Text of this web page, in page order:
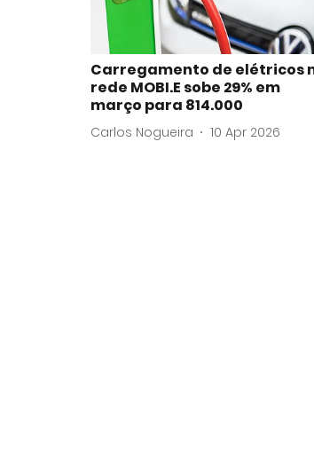
Carregamento de elétricos
rede MOBI.E sobe 29% em
março para 814.000
Carlos Nogueira 10 Apr 2026